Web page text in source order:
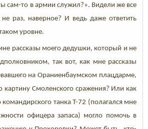
сам-то в армии служил?». Видели же все
раз, наверное? И ведь даже ответить
уровне.
рассказы моего дедушки, который и не
так вот, как мне рассказы
на Ораниенбаумском плацдарме,
картину Смоленского сражения? Или как
танка Т-72 (полагался мне
офицера запаса) могло помочь в